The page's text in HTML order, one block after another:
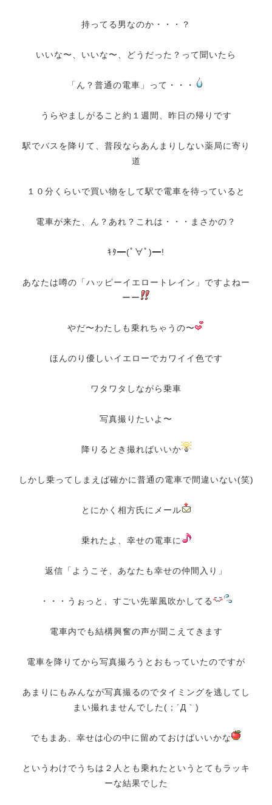
持ってる男なのか・・・？
いいな〜、いいな〜、どうだった？って聞いたら
「ん？普通の電車」って・・・
うらやましがること約１週間、昨日の帰りです
駅でバスを降りて、普段ならあんまりしない薬局に寄り
道
１０分くらいで買い物をして駅で電車を待っていると
電車が来た、ん？あれ？これは・・・まさかの？
ｷﾀ━(ﾟ∀ﾟ)━!
あなたは噂の「ハッピーイエロートレイン」ですよねー
ーー
やだ〜わたしも乗れちゃうの〜
ほんのり優しいイエローでカワイイ色です
ワタワタしながら乗車
写真撮りたいよ〜
降りるとき撮ればいいか
しかし乗ってしまえば確かに普通の電車で間違いない(笑)
とにかく相方氏にメール
乗れたよ、幸せの電車に
返信「ようこそ、あなたも幸せの仲間入り」
・・・うぉっと、すごい先輩風吹かしてる
電車内でも結構興奮の声が聞こえてきます
電車を降りてから写真撮ろうとおもっていたのですが
あまりにもみんなが写真撮るのでタイミングを逃してし
まい撮れませんでした(；´Д｀)
でもまあ、幸せは心の中に留めておけばいいかな
というわけでうちは２人とも乗れたというとてもラッキ
ーな結果でした